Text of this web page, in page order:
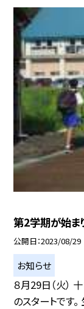
第2学期が始ま
公開日 2023/08/29
お知らせ
８月29日（火）
のスタートです